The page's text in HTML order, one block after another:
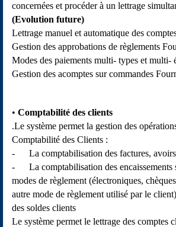
concernées et procéder à un lettrage
(Evolution future)
Lettrage manuel et automatique des
Gestion des approbations de règlements
Modes des paiements multi- types et multi-
Gestion des acomptes sur commandes
Comptabilité des clients
.Le système permet la gestion des
Comptabilité des Clients :
- La comptabilisation des factures, avoirs
- La comptabilisation des encaissements
modes de règlement (électroniques,
autre mode de règlement utilisé par le
des soldes clients
Le système permet le lettrage des comptes